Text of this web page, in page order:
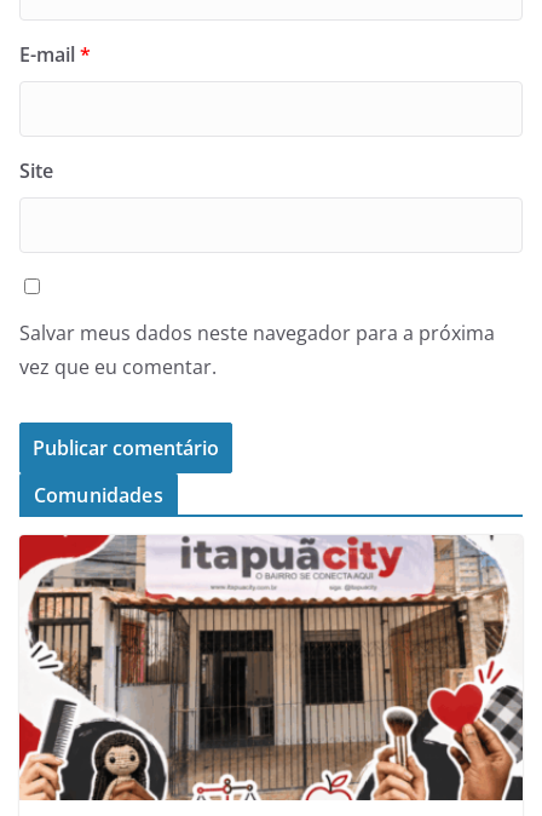
E-mail*
Site
Salvar meus dados neste navegador para a próxima
vez que eu comentar.
Comunidades